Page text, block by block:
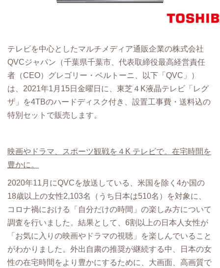
テレビを中⼼としたマルチメディア通販企業の株式会社
QVCジャパン（千葉県千葉市、代表取締役最⾼経営責任
者（CEO）グレゴリー・ベルトーニ、以下「QVC」）
は、2021年1月15日金曜日に、東芝４K液晶テレビ「レグ
ザ」を4TBのハードディスク付き、設置工事費・送料込の
特別セットで販売します。
映画やドラマ、スポーツ観戦を４K テレビで。在宅時間を
豊かに。
2020年11月にQVCを放送している、米国を除く4か国の
18歳以上の女性2,103名（うち日本は510名）を対象に、
コロナ禍における「自分だけの時間」の楽しみ方について
調査を行いました。結果として、6割以上の日本人女性が
「お気に入りの映画やドラマの視聴」を楽しんでいること
がわかりました。外出自粛の推奨が継続する中、日本の女
性の在宅時間をより豊かにするために、大画面、高画質で